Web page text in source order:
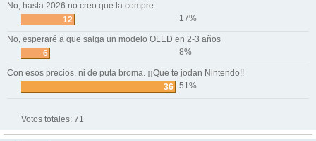
No, hasta 2026 no creo que la compre
12
17%
No, esperaré a que salga un modelo OLED en 2-3 años
6
8%
Con esos precios, ni de puta broma. ¡¡Que te jodan Nintendo!!
36 51%
Votos totales: 71